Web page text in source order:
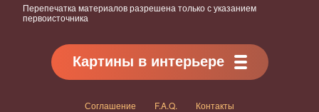
Перепечатка материалов разрешена только с указанием
первоисточника
Картины в интерьере
Соглашение F.A.Q. Контакты